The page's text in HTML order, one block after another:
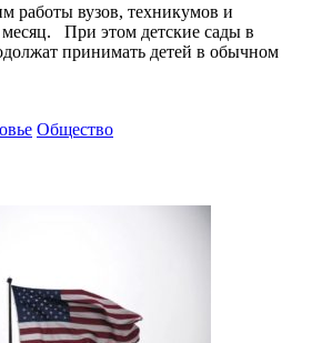
работы вузов, техникумов и
При этом детские сады в
принимать детей в обычном
Общество